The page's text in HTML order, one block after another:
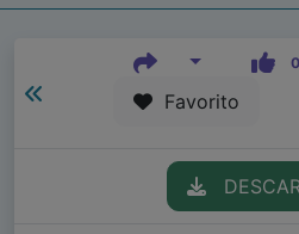
0
Favorito